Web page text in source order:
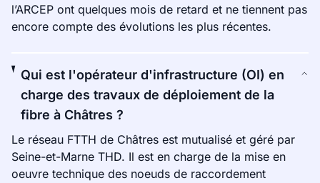
l’ARCEP ont quelques mois de retard et ne tiennent pas
encore compte des évolutions les plus récentes.
Qui est l'opérateur d'infrastructure (OI) en
charge des travaux de déploiement de la
fibre à Châtres ?
Le réseau FTTH de Châtres est mutualisé et géré par
Seine-et-Marne THD. Il est en charge de la mise en
oeuvre technique des noeuds de raccordement